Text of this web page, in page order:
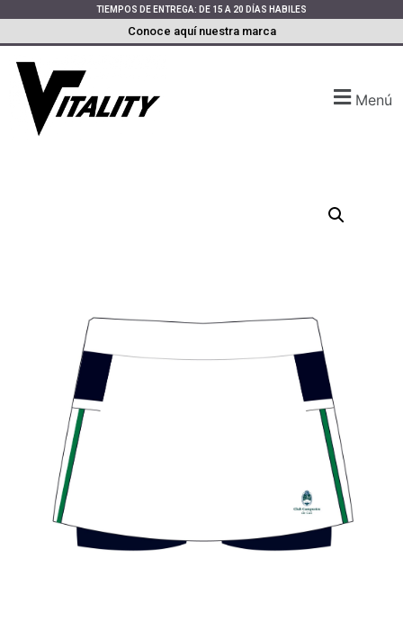
TIEMPOS DE ENTREGA: DE 15 A 20 DÍAS HABILES
Conoce aquí nuestra marca
Menú